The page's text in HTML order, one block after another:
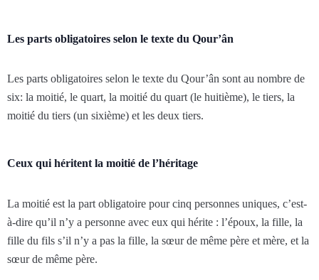
Les parts obligatoires selon le texte du Qour’ân
Les parts obligatoires selon le texte du Qour’ân sont au nombre de
six: la moitié, le quart, la moitié du quart (le huitième), le tiers, la
moitié du tiers (un sixième) et les deux tiers.
Ceux qui héritent la moitié de l’héritage
La moitié est la part obligatoire pour cinq personnes uniques, c’est-
à-dire qu’il n’y a personne avec eux qui hérite : l’époux, la fille, la
fille du fils s’il n’y a pas la fille, la sœur de même père et mère, et la
sœur de même père.